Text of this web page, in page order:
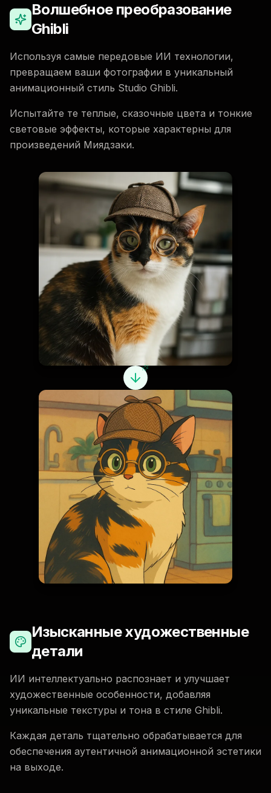
Волшебное преобразование
Ghibli
Используя самые передовые ИИ технологии,
превращаем ваши фотографии в уникальный
анимационный стиль Studio Ghibli.
Испытайте те теплые, сказочные цвета и тонкие
световые эффекты, которые характерны для
произведений Миядзаки.
Изысканные художественные
детали
ИИ интеллектуально распознает и улучшает
художественные особенности, добавляя
уникальные текстуры и тона в стиле Ghibli.
Каждая деталь тщательно обрабатывается для
обеспечения аутентичной анимационной эстетики
на выходе.